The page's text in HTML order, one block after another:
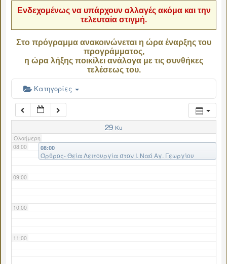
Ενδεχομένως να υπάρχουν αλλαγές ακόμα και την
τελευταία στιγμή.
Στο πρόγραμμα ανακοινώνεται η ώρα έναρξης του
προγράμματος,
η ώρα λήξης ποικίλει ανάλογα με τις συνθήκες
τελέσεως του.
Κατηγορίες
29 Κυ
Ολοήμερη
06:00
07:00
08:00
09:00
10:00
11:00
08:00
Όρθρος- Θεία Λειτουργία στον Ι. Ναό Αγ. Γεωργίου